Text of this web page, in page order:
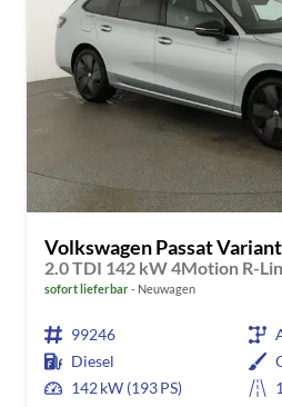
Volkswagen Passat Variant
sofort lieferbar Neuwagen
99246
Diesel
142 kW (193 PS)